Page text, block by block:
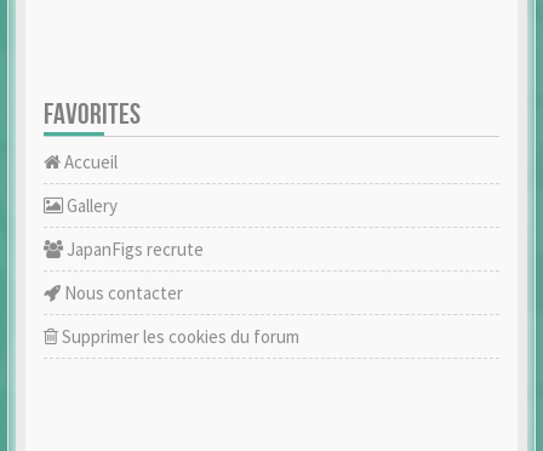
FAVORITES
Accueil
Gallery
JapanFigs recrute
Nous contacter
Supprimer les cookies du forum